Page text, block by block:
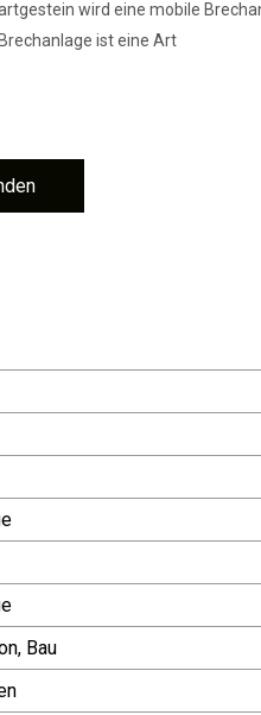
wird eine mobile
ist eine Art
Bau